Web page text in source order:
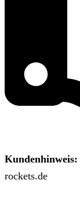
Kundenhinweis:
rockets.de